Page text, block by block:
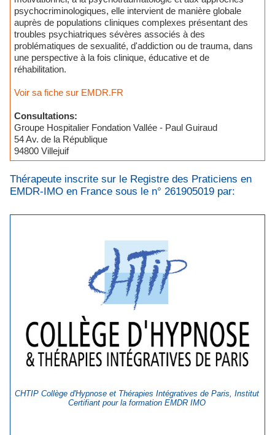
psychocriminologiques, elle intervient de manière globale
auprès de populations cliniques complexes présentant des
troubles psychiatriques sévères associés à des
problématiques de sexualité, d'addiction ou de trauma, dans
une perspective à la fois clinique, éducative et de
réhabilitation.
Voir sa fiche sur EMDR.FR
Consultations:
Groupe Hospitalier Fondation Vallée - Paul Guiraud
54 Av. de la République
94800 Villejuif
Thérapeute inscrite sur le Registre des Praticiens en
EMDR-IMO en France sous le n° 261905019 par:
CHTIP Collège d'Hypnose et Thérapies Intégratives de Paris, Institut
Certifiant pour la formation EMDR IMO